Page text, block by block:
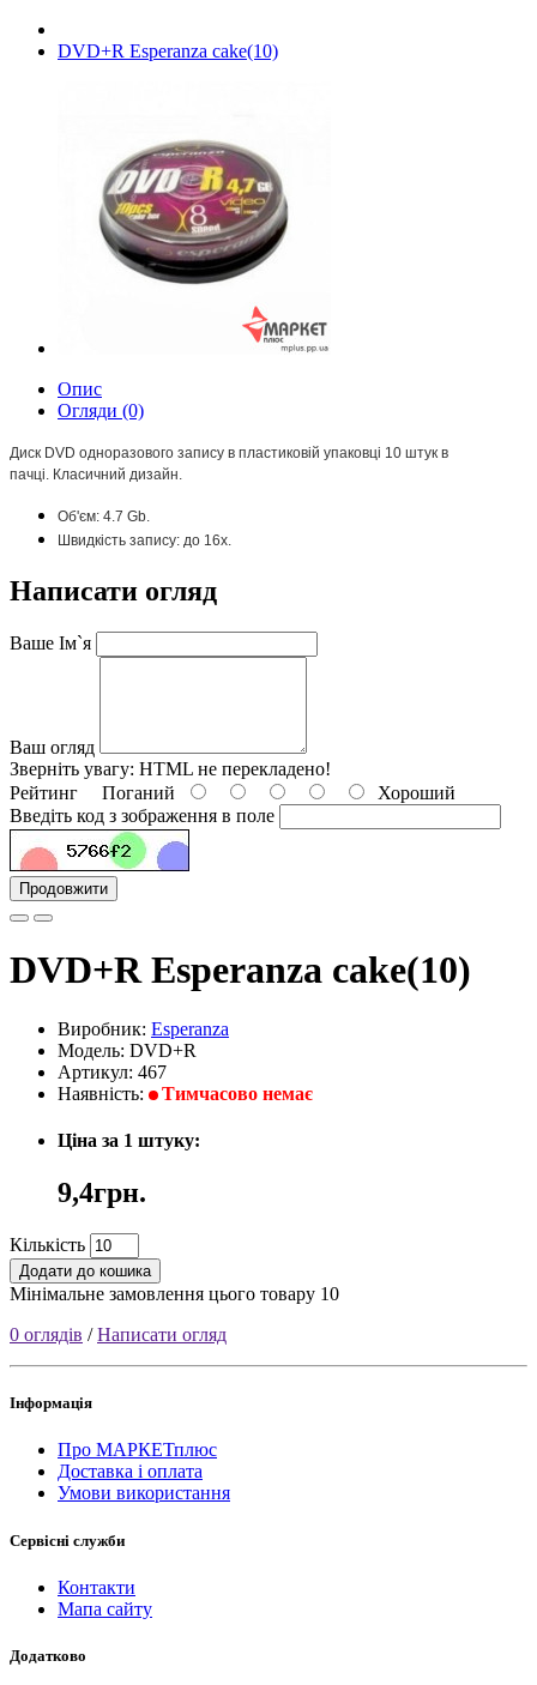
DVD+R Esperanza cake(10)
Опис
Огляди (0)
Диск DVD одноразового запису в пластиковій упаковці 10 штук в
пачці. Класичний дизайн.
Об'єм: 4.7 Gb.
Швидкість запису: до 16х.
Написати огляд
Ваше Ім`я
Ваш огляд
Зверніть увагу: HTML не перекладено!
Рейтинг Поганий
Хороший
Введіть код з зображення в поле
Продовжити
DVD+R Esperanza cake(10)
Виробник: Esperanza
Модель: DVD+R
Артикул: 467
Наявність:
Тимчасово немає
Ціна за 1 штуку:
9,4грн.
Кількість
Додати до кошика
Мінімальне замовлення цього товару 10
0 оглядів /Написати огляд
Інформація
Про МАРКЕТплюс
Доставка і оплата
Умови використання
Сервісні служби
Контакти
Мапа сайту
Додатково